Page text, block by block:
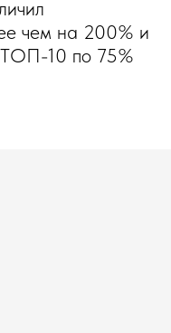
чем на 200% и
ТОП-10 по 75%